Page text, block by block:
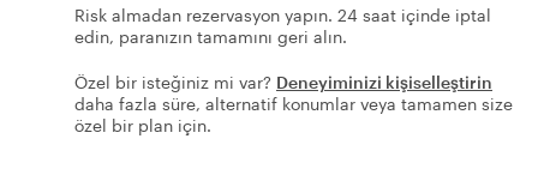
Risk almadan rezervasyon yapın. 24 saat içinde iptal
edin, paranızın tamamını geri alın.
Özel bir isteğiniz mi var? Deneyiminizi kişiselleştirin
daha fazla süre, alternatif konumlar veya tamamen size
özel bir plan için.